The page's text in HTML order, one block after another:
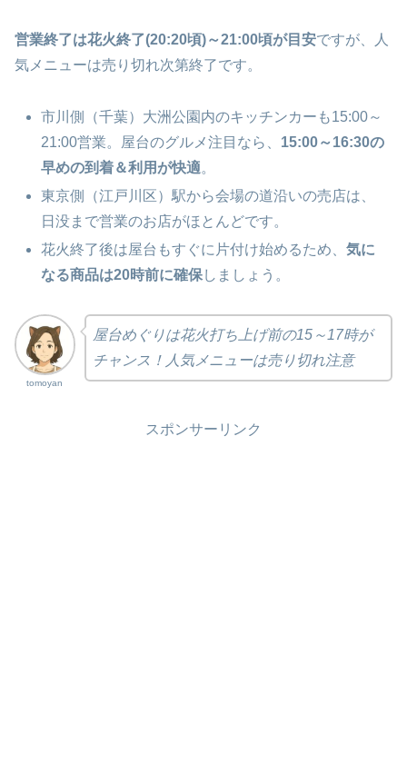
営業終了は花火終了(20:20頃)～21:00頃が目安ですが、人
気メニューは売り切れ次第終了です。
市川側（千葉）大洲公園内のキッチンカーも15:00～
21:00営業。屋台のグルメ注目なら、 15:00～16:30の
早めの到着＆利用が快適。
東京側（江戸川区）駅から会場の道沿いの売店は、
日没まで営業のお店がほとんどです。
花火終了後は屋台もすぐに片付け始めるため、気に
なる商品は20時前に確保しましょう。
tomoyan
屋台めぐりは花火打ち上げ前の15～17時が
チャンス！人気メニューは売り切れ注意
スポンサーリンク